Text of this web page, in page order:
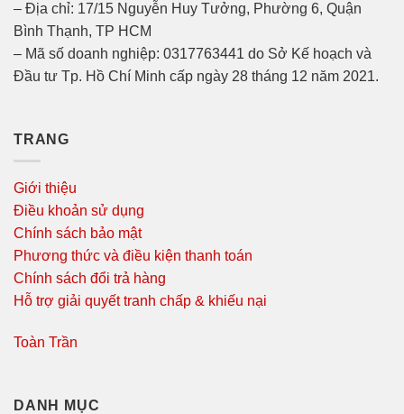
– Địa chỉ: 17/15 Nguyễn Huy Tưởng, Phường 6, Quận
Bình Thạnh, TP HCM
– Mã số doanh nghiệp: 0317763441 do Sở Kế hoạch và
Đầu tư Tp. Hồ Chí Minh cấp ngày 28 tháng 12 năm 2021.
TRANG
Giới thiệu
Điều khoản sử dụng
Chính sách bảo mật
Phương thức và điều kiện thanh toán
Chính sách đổi trả hàng
Hỗ trợ giải quyết tranh chấp & khiếu nại
Toàn Trần
DANH MỤC